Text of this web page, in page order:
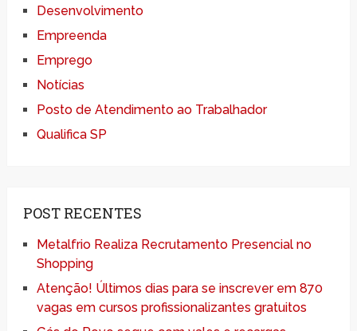
Desenvolvimento
Empreenda
Emprego
Notícias
Posto de Atendimento ao Trabalhador
Qualifica SP
POST RECENTES
Metalfrio Realiza Recrutamento Presencial no
Shopping
Atenção! Últimos dias para se inscrever em 870
vagas em cursos profissionalizantes gratuitos